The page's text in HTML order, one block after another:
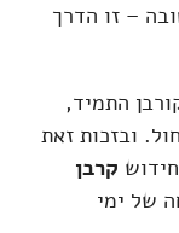
– זו הדרך
התמיד,
ובזכות זאת
קרבן
של ימי